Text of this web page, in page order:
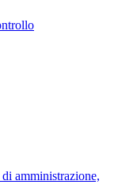
amministrazione,